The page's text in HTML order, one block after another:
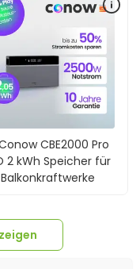
CBE2000 Pro
2 kWh Speicher für
Balkonkraftwerke